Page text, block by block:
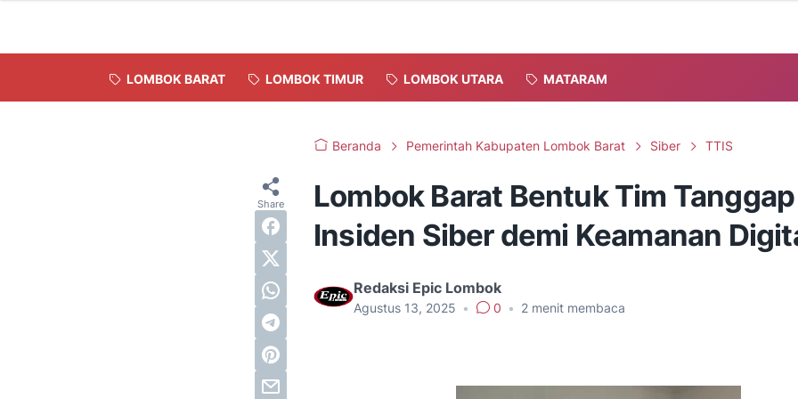
LOMBOK BARAT LOMBOK TIMUR LOMBOK UTARA MATARAM
Beranda Pemerintah Kabupaten Lombok Barat Siber TTIS
Lombok Barat Bentuk Tim Tanggap
Insiden Siber demi Keamanan
Redaksi Epic Lombok
Agustus 13, 2025 • 0 • 2 menit membaca